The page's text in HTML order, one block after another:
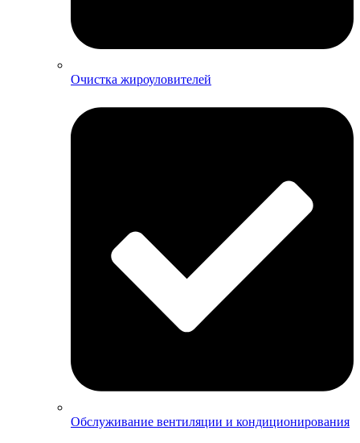
Очистка жироуловителей
Обслуживание вентиляции и кондиционирования